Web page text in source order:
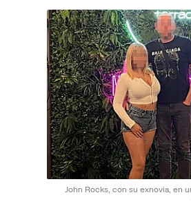
John Rocks, con su exnovia, en